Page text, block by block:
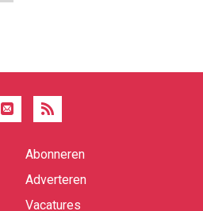
Abonneren
Adverteren
Vacatures